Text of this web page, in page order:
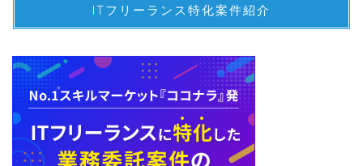
ITフリーランス特化案件紹介